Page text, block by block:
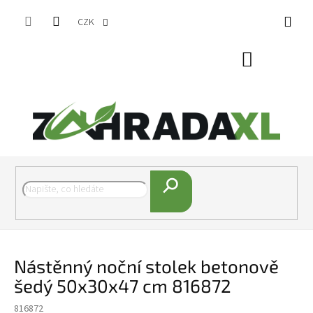
CZK
Hledat
Nástěnný noční stolek betonově
šedý 50x30x47 cm 816872
816872